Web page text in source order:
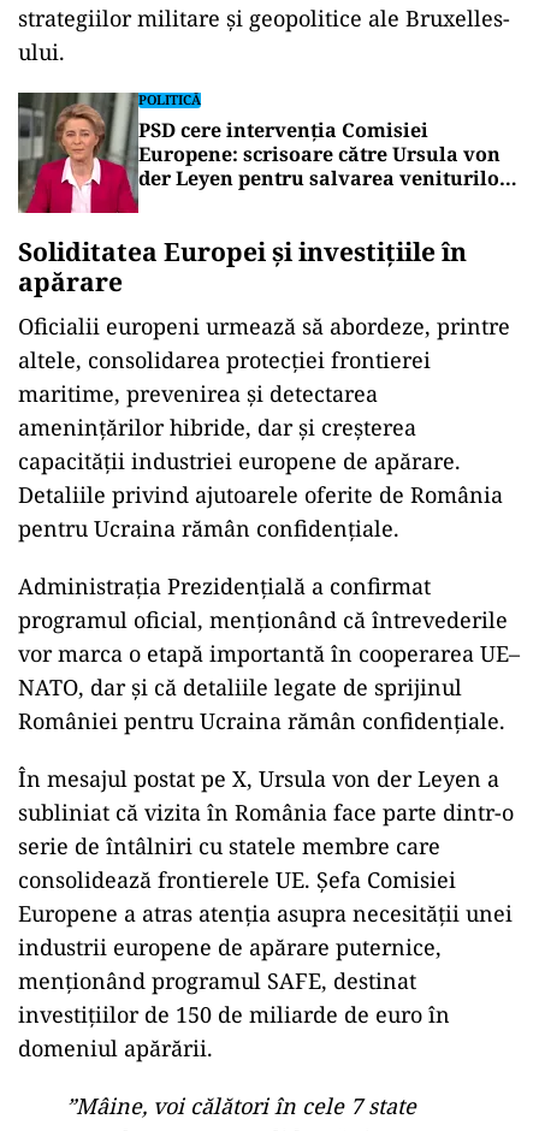
strategiilor militare și geopolitice ale Bruxelles-
ului.
POLITICĂ
PSD cere intervenția Comisiei
Europene: scrisoare către Ursula von
der Leyen pentru salvarea veniturilor
Soliditatea Europei și investițiile în
apărare
Oficialii europeni urmează să abordeze, printre
altele, consolidarea protecției frontierei
maritime, prevenirea și detectarea
amenințărilor hibride, dar și creșterea
capacității industriei europene de apărare.
Detaliile privind ajutoarele oferite de România
pentru Ucraina rămân confidențiale.
Administrația Prezidențială a confirmat
programul oficial, menționând că întrevederile
vor marca o etapă importantă în cooperarea UE–
NATO, dar și că detaliile legate de sprijinul
României pentru Ucraina rămân confidențiale.
În mesajul postat pe X, Ursula von der Leyen a
subliniat că vizita în România face parte dintr-o
serie de întâlniri cu statele membre care
consolidează frontierele UE. Șefa Comisiei
Europene a atras atenția asupra necesității unei
industrii europene de apărare puternice,
menționând programul SAFE, destinat
investițiilor de 150 de miliarde de euro în
domeniul apărării.
”Mâine, voi călători în cele 7 state